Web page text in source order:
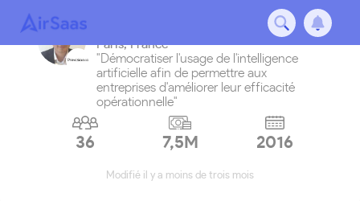
Paris,France
"Démocratiser l'usage de l'intelligence
artificielle afin de permettre aux
entreprises d'améliorer leur efficacité
opérationnelle"
36 7,5M 2016
Modifié il y a moins de trois mois